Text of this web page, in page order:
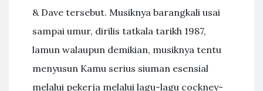
& Dave tersebut. Musiknya barangkali usai
sampai umur, dirilis tatkala tarikh 1987,
lamun walaupun demikian, musiknya tentu
menyusun Kamu serius siuman esensial
melalui pekerja melalui lagu-lagu cockney-